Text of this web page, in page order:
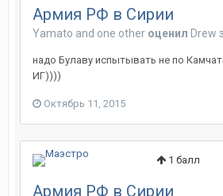
Армия РФ в Сирии
Yamato and one other оценил Drew
надо Булаву испытывать не по
ИГ))))
Октябрь 11, 2015
1 балл
Армия РФ в Сирии